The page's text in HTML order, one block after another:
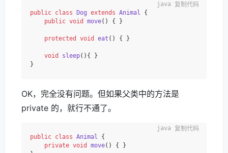
public class Dog extends Animal
{
public void move() { }
protected void eat () { }
void sleep() { }
复制代码
OK，完全没有问题。但如果父类中的方法是
private 的，就行不通了。
public class Animal
{
private void move()
{ }
复制代码